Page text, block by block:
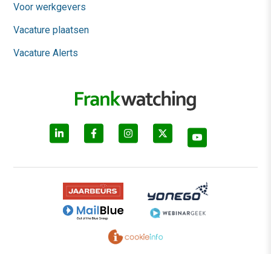
Voor werkgevers
Vacature plaatsen
Vacature Alerts